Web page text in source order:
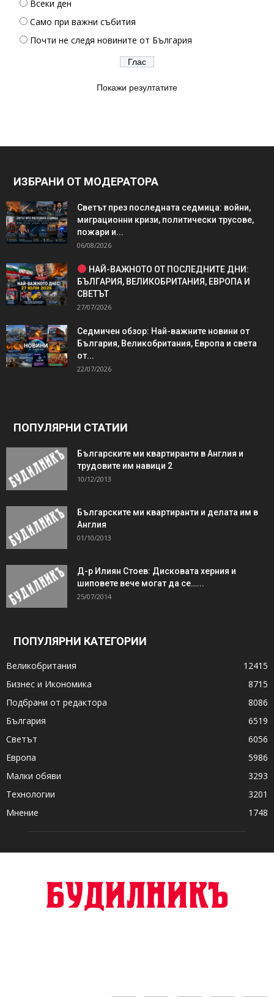
Всеки ден
Само при важни събития
Почти не следя новините от България
Покажи резултатите
ИЗБРАНИ ОТ МОДЕРАТОРА
Светът през последната седмица: войни,
миграционни кризи, политически трусове,
пожари и...
06/08/2026
НАЙ-ВАЖНОТО ОТ ПОСЛЕДНИТЕ ДНИ:
БЪЛГАРИЯ, ВЕЛИКОБРИТАНИЯ, ЕВРОПА И
СВЕТЪТ
27/07/2026
Седмичен обзор: Най-важните новини от
България, Великобритания, Европа и света
от...
22/07/2026
ПОПУЛЯРНИ СТАТИИ
Българските ми квартиранти в Англия и
трудовите им навици 2
10/12/2013
Българските ми квартиранти и делата им в
Англия
01/10/2013
Д-р Илиян Стоев: Дисковата херния и
шиповете вече могат да се…...
25/07/2014
ПОПУЛЯРНИ КАТЕГОРИИ
Великобритания
12415
Бизнес и Икономика
8715
Подбрани от редактора
8086
България
6519
Светът
6056
Европа
5986
Малки обяви
3293
Технологии
3201
Мнение
1748